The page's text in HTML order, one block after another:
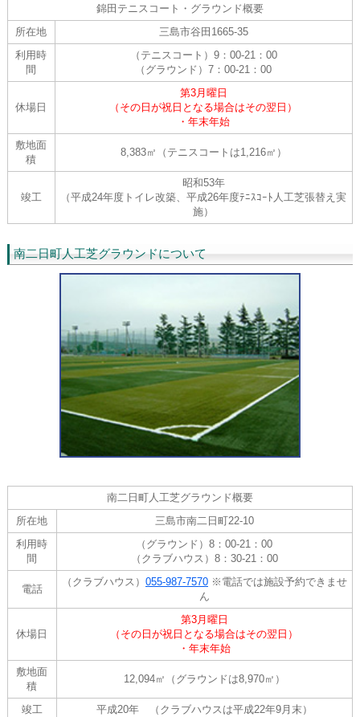
錦田テニスコート・グラウンド概要
所在地
三島市谷田1665-35
利用時
間
（テニスコート）9：00-21：00
（グラウンド）7：00-21：00
休場日
第3月曜日
（その日が祝日となる場合はその翌日）
・年末年始
敷地面
積
8,383㎡（テニスコートは1,216㎡）
竣工
昭和53年
（平成24年度トイレ改築、平成26年度ﾃﾆｽｺｰﾄ人工芝張替え実
施）
南二日町人工芝グラウンドについて
南二日町人工芝グラウンド概要
所在地
三島市南二日町22-10
利用時
間
（グラウンド）8：00-21：00
（クラブハウス）8：30-21：00
電話
（クラブハウス） 055-987-7570※電話では施設予約できませ
ん
休場日
第3月曜日
（その日が祝日となる場合はその翌日）
・年末年始
敷地面
積
12,094㎡（グラウンドは8,970㎡）
竣工 平成20年 （クラブハウスは平成22年9月末）